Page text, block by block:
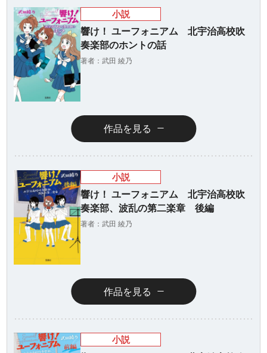
小説
響け！ ユーフォニアム 北宇治高校吹
奏楽部のホントの話
著者：武田 綾乃
作品を見る
小説
響け！ ユーフォニアム 北宇治高校吹
奏楽部、波乱の第二楽章 後編
著者：武田 綾乃
作品を見る
小説